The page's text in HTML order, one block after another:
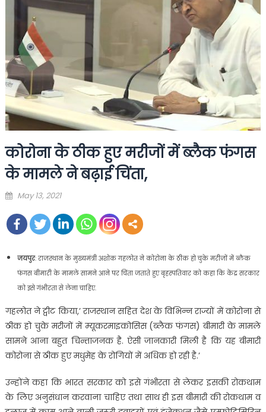
कोरोना के ठीक हुए मरीजों में ब्लैक फंगस
के मामले ने बढ़ाई चिंता,
Posted
May 13, 2021
जयपुर: राजस्थान के मुख्यमंत्री अशोक गहलोत ने कोरोना के ठीक हो चुके मरीजों में ब्लैक
फंगस बीमारी के मामले सामने आने पर चिंता जताते हुए बृहस्पतिवार को कहा कि केंद्र सरकार
को इसे गंभीरता से लेना चाहिए.
गहलोत ने ट्वीट किया,’ राजस्थान सहित देश के विभिन्न राज्यों में कोरोना से
ठीक हो चुके मरीजों में म्यूकरमाइकोसिस (ब्लैक फंगस) बीमारी के मामले
सामने आना बहुत चिन्ताजनक है. ऐसी जानकारी मिली है कि यह बीमारी
कोरोना से ठीक हुए मधुमेह के रोगियों में अधिक हो रही है.’
उन्होंने कहा कि भारत सरकार को इसे गंभीरता से लेकर इसकी रोकथाम
के लिए अनुसंधान करवाना चाहिए तथा साथ ही इस बीमारी की रोकथाम व